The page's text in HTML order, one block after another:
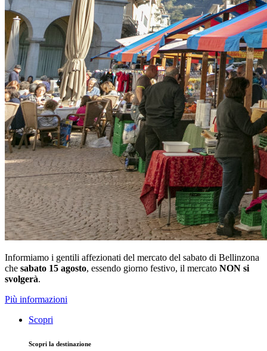
Informiamo i gentili affezionati del mercato del sabato di Bellinzona
che sabato 15 agosto, essendo giorno festivo, il mercato NON si
svolgerà.
Più informazioni
Scopri
Scopri la destinazione